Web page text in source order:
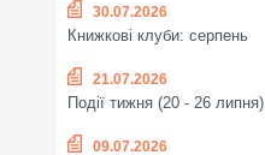
30.07.2026
Книжкові клуби: серпень
21.07.2026
Події тижня (20 - 26 липня)
09.07.2026